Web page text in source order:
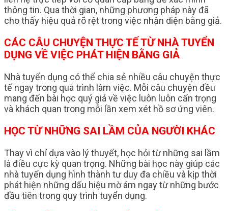
thông tin. Qua thời gian, những phương pháp này đã
cho thấy hiệu quả rõ rệt trong việc nhận diện bằng giả.
CÁC CÂU CHUYỆN THỰC TẾ TỪ NHÀ TUYỂN
DỤNG VỀ VIỆC PHÁT HIỆN BẰNG GIẢ
Nhà tuyển dụng có thể chia sẻ nhiều câu chuyện thực
tế ngay trong quá trình làm việc. Mỗi câu chuyện đều
mang đến bài học quý giá về việc luôn luôn cẩn trọng
và khách quan trong mỗi lần xem xét hồ sơ ứng viên.
HỌC TỪ NHỮNG SAI LẦM CỦA NGƯỜI KHÁC
Thay vì chỉ dựa vào lý thuyết, học hỏi từ những sai lầm
là điều cực kỳ quan trọng. Những bài học này giúp các
nhà tuyển dụng hình thành tư duy đa chiều và kịp thời
phát hiện những dấu hiệu mờ ám ngay từ những bước
đầu tiên trong quy trình tuyển dụng.